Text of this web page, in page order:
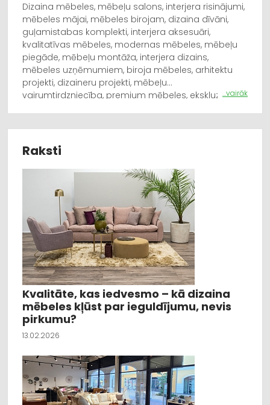
Dizaina mēbeles, mēbeļu salons, interjera risinājumi,
mēbeles mājai, mēbeles birojam, dizaina dīvāni,
guļamistabas komplekti, interjera aksesuāri,
kvalitatīvas mēbeles, modernas mēbeles, mēbeļu
piegāde, mēbeļu montāža, interjera dizains,
mēbeles uzņēmumiem, biroja mēbeles, arhitektu
projekti, dizaineru projekti, mēbeļu
vairumtirdzniecība, premium mēbeles, ekskluzīvas
...vairāk
Raksti
Kvalitāte, kas iedvesmo – kā dizaina
mēbeles kļūst par ieguldījumu, nevis
pirkumu?
13.02.2026